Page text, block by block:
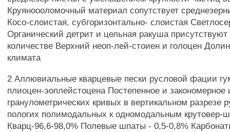
Круяноооломочный материал сопутствует
Косо-слоистая, субгоризонтально- слоистая
Органический детрит и цельная ракуша
количестве Верхний неоп-лей-стоиен и голоцен
климата
2 Аллювиальные кварцевые пески русловой фации
плиоцен-эоплейстоцена Постепенное и закономерное
гранулометрических кривых в вертикальном разрезе
пологих полимодальных к одномодальным крутовер-
Кварц-96,6-98,0% Полевые шпаты - 0,5-0,8%